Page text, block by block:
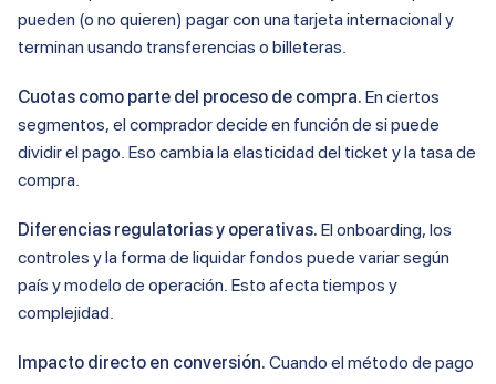
pueden (o no quieren) pagar con una tarjeta internacional y
terminan usando transferencias o billeteras.
Cuotas como parte del proceso de compra. En ciertos
segmentos, el comprador decide en función de si puede
dividir el pago. Eso cambia la elasticidad del ticket y la tasa de
compra.
Diferencias regulatorias y operativas. El onboarding, los
controles y la forma de liquidar fondos puede variar según
país y modelo de operación. Esto afecta tiempos y
complejidad.
Impacto directo en conversión. Cuando el método de pago